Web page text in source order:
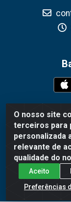
O nosso site
terceiros para
personalizada
relevante de
qualidade do
Aceito
Preferências
WR
1360 -